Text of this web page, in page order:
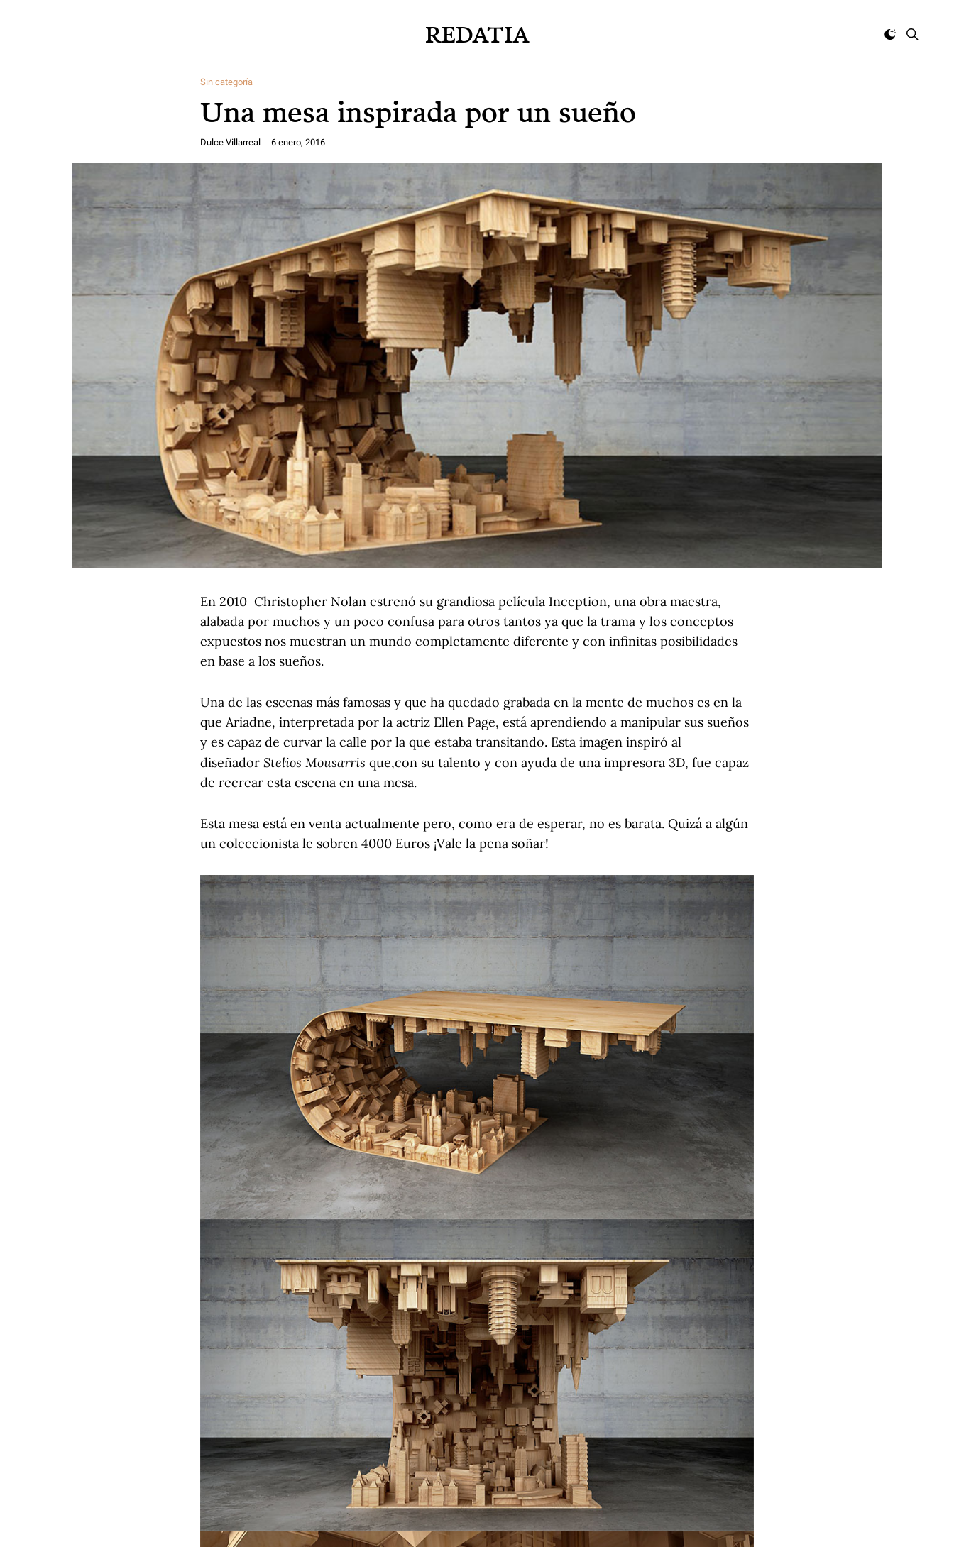
REDATIA
Sin categoría
Una mesa inspirada por un sueño
Dulce Villarreal 6 enero, 2016
En 2010 Christopher Nolan estrenó su grandiosa película Inception, una obra maestra,
alabada por muchos y un poco confusa para otros tantos ya que la trama y los conceptos
expuestos nos muestran un mundo completamente diferente y con infinitas posibilidades
en base a los sueños.
Una de las escenas más famosas y que ha quedado grabada en la mente de muchos es en la
que Ariadne, interpretada por la actriz Ellen Page, está aprendiendo a manipular sus sueños
y es capaz de curvar la calle por la que estaba transitando. Esta imagen inspiró al
diseñador Stelios Mousarris que,con su talento y con ayuda de una impresora 3D, fue capaz
de recrear esta escena en una mesa.
Esta mesa está en venta actualmente pero, como era de esperar, no es barata. Quizá a algún
un coleccionista le sobren 4000 Euros ¡Vale la pena soñar!